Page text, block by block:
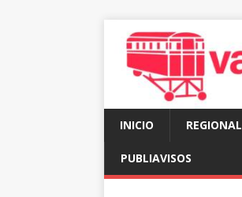
INICIO REGIONAL
PUBLIAVISOS